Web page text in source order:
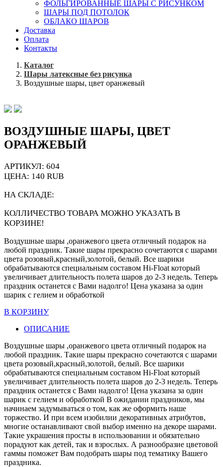
ФОЛЬГИРОВАННЫЕ ШАРЫ С РИСУНКОМ
ШАРЫ ПОД ПОТОЛОК
ОБЛАКО ШАРОВ
Доставка
Оплата
Контакты
Каталог
Шары латексные без рисунка
Воздушные шары, цвет оранжевый
ВОЗДУШНЫЕ ШАРЫ, ЦВЕТ
ОРАНЖЕВЫЙ
АРТИКУЛ: 604
ЦЕНА: 140 RUB
НА СКЛАДЕ:
КОЛЛИЧЕСТВО ТОВАРА МОЖНО УКАЗАТЬ В
КОРЗИНЕ!
Воздушные шары ,оранжевого цвета отличный подарок на
любой праздник. Такие шары прекрасно сочетаются с шарами
цвета розовый,красный,золотой, белый. Все шарики
обрабатываются специальным составом Hi-Float который
увеличивает длительность полета шаров до 2-3 недель. Теперь
праздник останется с Вами надолго! Цена указана за один
шарик с гелием и обработкой
В КОРЗИНУ
ОПИСАНИЕ
Воздушные шары ,оранжевого цвета отличный подарок на
любой праздник. Такие шары прекрасно сочетаются с шарами
цвета розовый,красный,золотой, белый. Все шарики
обрабатываются специальным составом Hi-Float который
увеличивает длительность полета шаров до 2-3 недель. Теперь
праздник останется с Вами надолго! Цена указана за один
шарик с гелием и обработкой В ожидании праздников, мы
начинаем задумываться о том, как же оформить наше
торжество. И при всем изобилии декоративных атрибутов,
многие останавливают свой выбор именно на декоре шарами.
Такие украшения просты в использовании и обязательно
порадуют как детей, так и взрослых. А разнообразие цветовой
гаммы поможет Вам подобрать шары под тематику Вашего
праздника.